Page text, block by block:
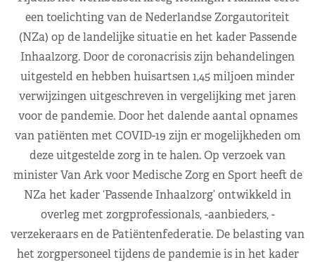
een toelichting van de Nederlandse Zorgautoriteit
(NZa) op de landelijke situatie en het kader Passende
Inhaalzorg. Door de coronacrisis zijn behandelingen
uitgesteld en hebben huisartsen 1,45 miljoen minder
verwijzingen uitgeschreven in vergelijking met jaren
voor de pandemie. Door het dalende aantal opnames
van patiënten met COVID-19 zijn er mogelijkheden om
deze uitgestelde zorg in te halen. Op verzoek van
minister Van Ark voor Medische Zorg en Sport heeft de
NZa het kader ‘Passende Inhaalzorg’ ontwikkeld in
overleg met zorgprofessionals, -aanbieders, -
verzekeraars en de Patiëntenfederatie. De belasting van
het zorgpersoneel tijdens de pandemie is in het kader